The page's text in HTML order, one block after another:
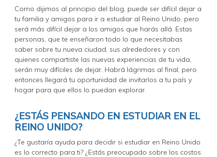
Como dijimos al principio del blog, puede ser difícil dejar a
tu familia y amigos para ir a estudiar al Reino Unido, pero
será más difícil dejar a los amigos que harás allá. Estas
personas, que te enseñaron todo lo que necesitabas
saber sobre tu nueva ciudad, sus alrededores y con
quienes compartiste las nuevas experiencias de tu vida,
serán muy difíciles de dejar. Habrá lágrimas al final, pero
entonces llegará tu oportunidad de invitarlos a tu país y
hogar para que ellos lo puedan explorar.
¿ESTÁS PENSANDO EN ESTUDIAR EN EL
REINO UNIDO?
¿Te gustaría ayuda para decidir si estudiar en Reino Unido
es lo correcto para ti? ¿Estás preocupado sobre los costos